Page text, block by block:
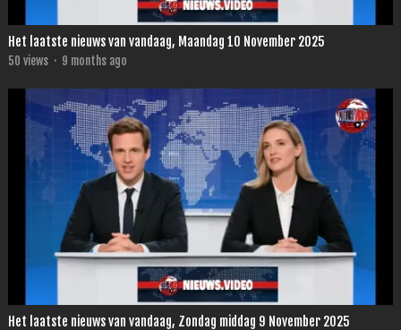
Het laatste nieuws van vandaag, Maandag 10 November 2025
50 views · 9 months ago
Het laatste nieuws van vandaag, Zondag middag 9 November 2025